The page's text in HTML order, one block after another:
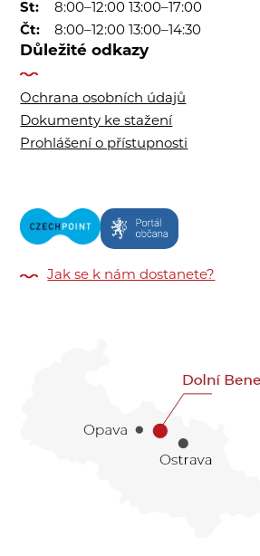
St:
8:00–12:00 13:00–17:00
Čt:
8:00–12:00 13:00–14:30
Důležité odkazy
Ochrana osobních údajů
Dokumenty ke stažení
Prohlášení o přístupnosti
Jak se k nám dostanete?